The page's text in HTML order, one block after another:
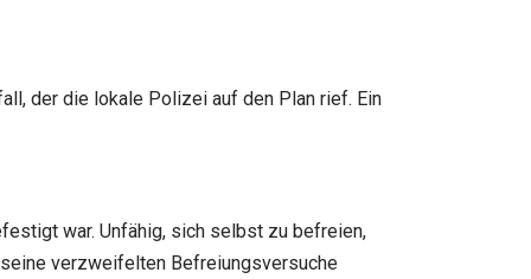
der die lokale Polizei auf den Plan rief. Ein
war. Unfähig, sich selbst zu befreien,
verzweifelten Befreiungsversuche